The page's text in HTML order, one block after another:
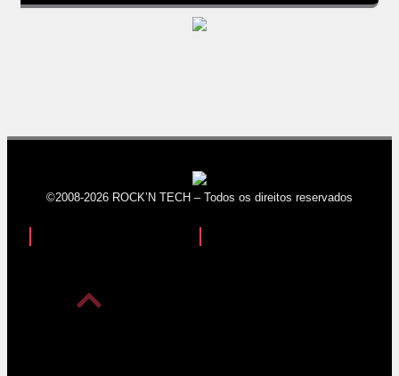
©2008-2026 ROCK’N TECH – Todos os direitos reservados